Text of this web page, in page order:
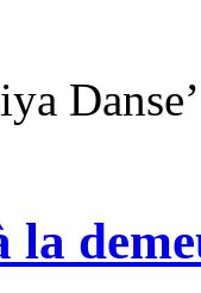
Danse’
la